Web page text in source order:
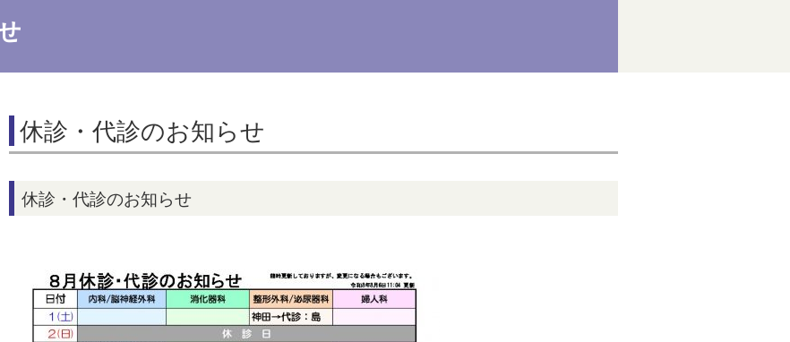
休診・代診のお知らせ
休診・代診のお知らせ